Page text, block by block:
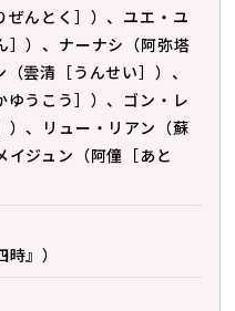
ぜんとく］）、ユエ・ユ
］）、ナーナシ（阿弥塔
雲清［うんせい］）、
ゆうこう］）、ゴン・レ
）、リュー・リアン（蘇
ジュン（阿僮［あと
』）